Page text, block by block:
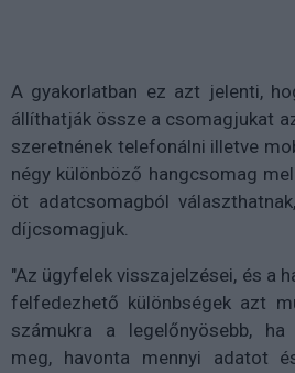
A gyakorlatban ez azt jelenti,
állíthatják össze a csomagjukat
szeretnének telefonálni illetve
négy különböző hangcsomag
öt adatcsomagból
díjcsomagjuk.
"Az ügyfelek visszajelzései, és a
felfedezhető különbségek azt
számukra a legelőnyösebb,
meg, havonta mennyi adatot